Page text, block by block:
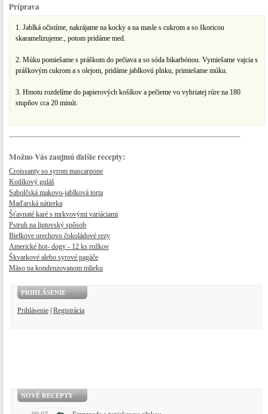
Príprava
1. Jablká očistíme, nakrájame na kocky a na masle s cukrom a so škoricou
skaramelizujeme., potom pridáme med.
2. Múku pomiešame s práškom do pečiava a so sóda bikarbónou. Vymiešame vajcia s
práškovým cukrom a s olejom, pridáme jablkovú plnku, primiešame múku.
3. Hmotu rozdelíme do papierových košíkov a pečieme vo vyhriatej rúre na 180
stupňov cca 20 minút.
Možno Vás zaujmú ďalšie recepty:
Croissanty so syrom mascarpone
Kotlíkový guláš
Sabolčská makovo-jablková torta
Maďarská nátierka
Šťavnaté karé s mrkv​ovými variáciami
Pstruh na liptovský spôsob
Bielkove orechovo čokoládové rezy
Americké hot- dogy - 12 ks rožkov
Škvarkové alebo syrové pagáče
Mäso na kondenzovanom mlieku
PRIHLÁSENIE
Prihlásenie Registrácia
NOVÉ RECEPTY